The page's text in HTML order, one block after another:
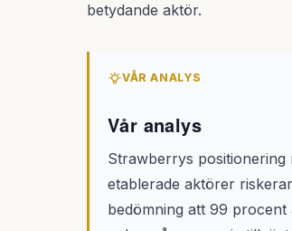
betydande aktör.
VÅR ANALYS
Vår analys
Strawberrys
etablerade aktörer
bedömning att 99